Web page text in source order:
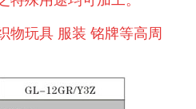
物玩具 服装 铭牌等高周